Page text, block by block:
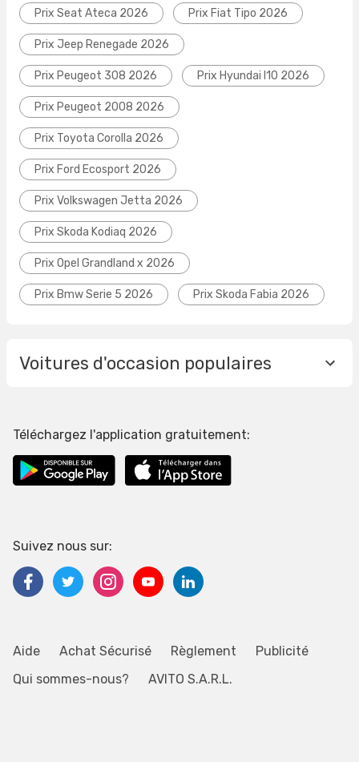
Prix Seat Ateca 2026 Prix Fiat Tipo 2026
Prix Jeep Renegade 2026
Prix Peugeot 308 2026 Prix Hyundai I10 2026
Prix Peugeot 2008 2026
Prix Toyota Corolla 2026
Prix Ford Ecosport 2026
Prix Volkswagen Jetta 2026
Prix Skoda Kodiaq 2026
Prix Opel Grandland x 2026
Prix Bmw Serie 5 2026 Prix Skoda Fabia 2026
Voitures d'occasion populaires
Aide Achat Sécurisé Règlement
Publicité
Qui sommes-nous?
AVITO S.A.R.L.
Téléchargez l'application gratuitement:
Suivez nous sur: